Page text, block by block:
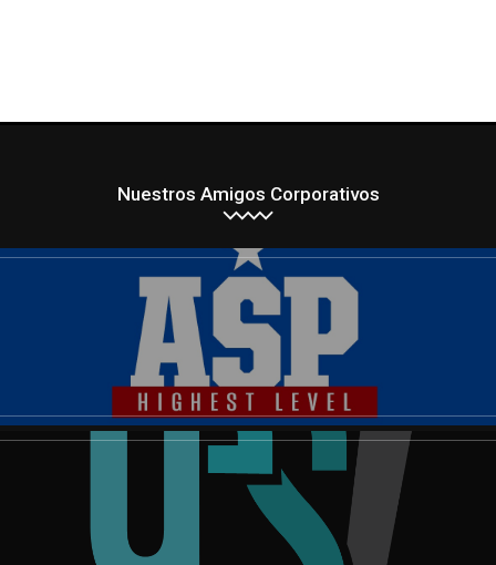
Nuestros Amigos Corporativos